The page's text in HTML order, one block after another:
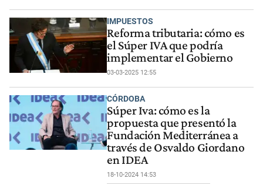
IMPUESTOS
Reforma tributaria: cómo es
el Súper IVA que podría
implementar el Gobierno
03-03-2025 12:55
CÓRDOBA
Súper Iva: cómo es la
propuesta que presentó la
Fundación Mediterránea a
través de Osvaldo Giordano
en IDEA
18-10-2024 14:53